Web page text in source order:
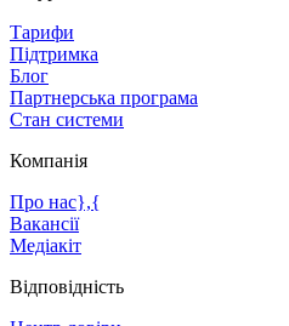
Тарифи
Підтримка
Блог
Партнерська програма
Стан системи
Компанія
Про нас},{
Вакансії
Медіакіт
Відповідність